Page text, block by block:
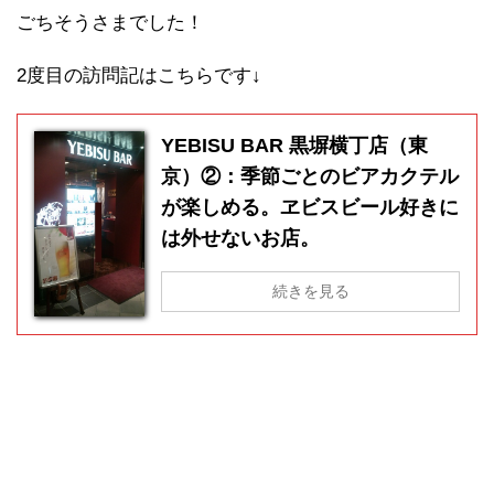
ごちそうさまでした！
2度目の訪問記はこちらです↓
YEBISU BAR 黒塀横丁店（東
京）②：季節ごとのビアカクテル
が楽しめる。ヱビスビール好きに
は外せないお店。
続きを見る